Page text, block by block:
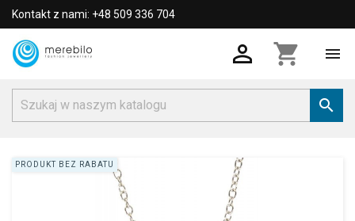
Kontakt z nami: +48 509 336 704
 shopping_cart 

PRODUKT BEZ RABATU